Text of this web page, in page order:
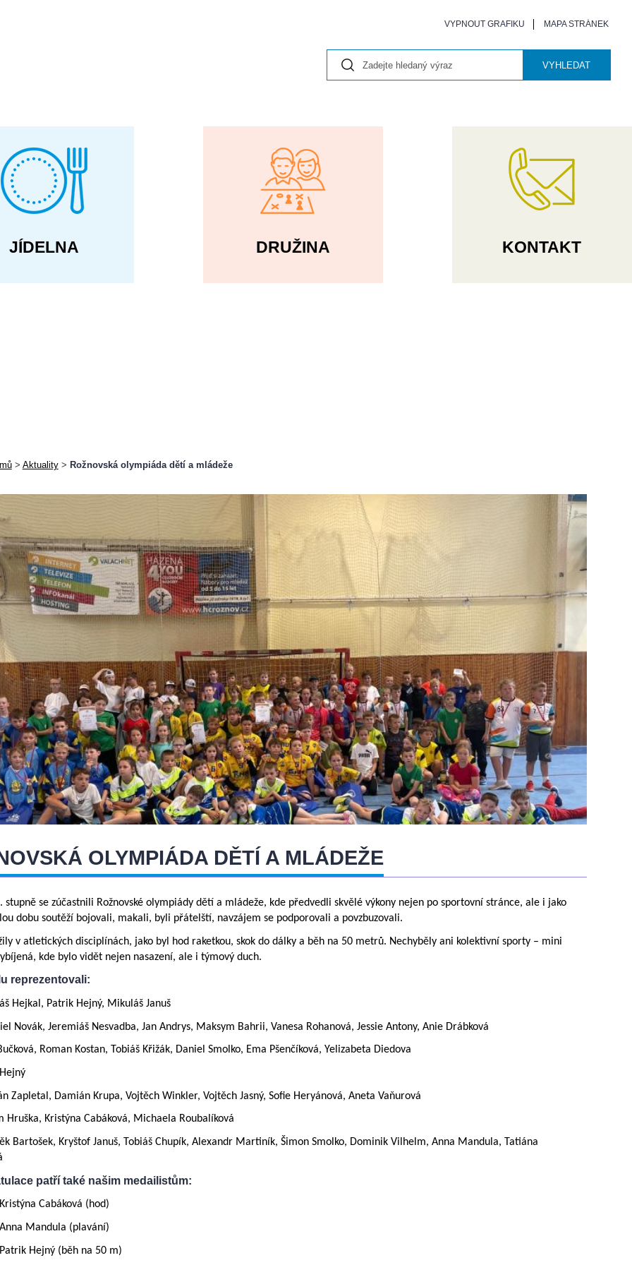
VYPNOUT GRAFIKU MAPA STRÁNEK
VYHLEDAT
JÍDELNA DRUŽINA KONTAKT
> Aktuality> Rožnovská olympiáda dětí a mládeže
OLYMPIÁDA DĚTÍ A MLÁDEŽE
stupně se zúčastnili Rožnovské olympiády dětí a mládeže, kde předvedli skvělé výkony nejen po sportovní stránce, ale i jako
dobu soutěží bojovali, makali, byli přátelští, navzájem se podporovali a povzbuzovali.
v atletických disciplínách, jako byl hod raketkou, skok do dálky a běh na 50 metrů. Nechyběly ani kolektivní sporty – mini
kde bylo vidět nejen nasazení, ale i týmový duch.
reprezentovali:
Hejkal, Patrik Hejný, Mikuláš Januš
Novák, Jeremiáš Nesvadba, Jan Andrys, Maksym Bahrii, Vanesa Rohanová, Jessie Antony, Anie Drábková
Roman Kostan, Tobiáš Křižák, Daniel Smolko, Ema Pšenčíková, Yelizabeta Diedova
Zapletal, Damián Krupa, Vojtěch Winkler, Vojtěch Jasný, Sofie Heryánová, Aneta Vaňurová
Hruška, Kristýna Cabáková, Michaela Roubalíková
Bartošek, Kryštof Januš, Tobiáš Chupík, Alexandr Martiník, Šimon Smolko, Dominik Vilhelm, Anna Mandula, Tatiána
patří také našim medailistům:
Cabáková (hod)
Mandula (plavání)
Hejný (běh na 50 m)